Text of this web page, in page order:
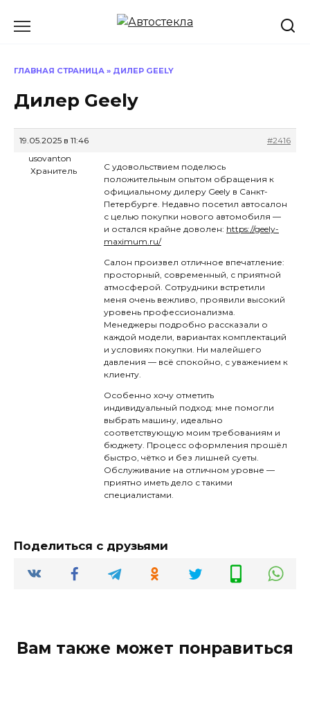
ГЛАВНАЯ СТРАНИЦА » ДИЛЕР GEELY
Дилер Geely
19.05.2025 в 11:46
#2416
usovanton
Хранитель
С удовольствием поделюсь
положительным опытом обращения к
официальному дилеру Geely в Санкт-
Петербурге. Недавно посетил автосалон
с целью покупки нового автомобиля —
и остался крайне доволен: https://geely-
maximum.ru/
Салон произвел отличное впечатление:
просторный, современный, с приятной
атмосферой. Сотрудники встретили
меня очень вежливо, проявили высокий
уровень профессионализма.
Менеджеры подробно рассказали о
каждой модели, вариантах комплектаций
и условиях покупки. Ни малейшего
давления — всё спокойно, с уважением к
клиенту.
Особенно хочу отметить
индивидуальный подход: мне помогли
выбрать машину, идеально
соответствующую моим требованиям и
бюджету. Процесс оформления прошёл
быстро, чётко и без лишней суеты.
Обслуживание на отличном уровне —
приятно иметь дело с такими
специалистами.
Поделиться с друзьями
Вам также может понравиться